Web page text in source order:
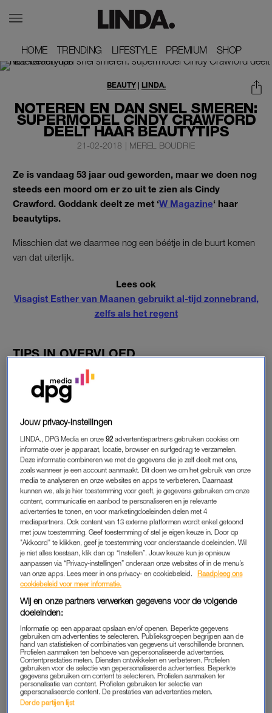
HOME
HOME TRENDING
TRENDING LIFESTYLE
LIFESTYLE PREMIUM
PREMIUM SHOP
SHOP
NOTEREN EN DAN SNEL SMEREN:
SUPERMODEL CINDY CRAWFORD
DEELT HAAR BEAUTYTIPS
BEAUTY| LINDA.
21-02-2018 | MEREL BOUDRIE
Ze is vandaag 53 jaar oud geworden, maar we doen nog
steeds een moord om er zo uit te zien als Cindy
Crawford. Goddank deelt ze met ‘W Magazine‘ haar
beautytips.
Misschien dat we daarmee nog een béétje in de buurt komen
van dat uiterlijk.
Lees ook
Visagist Esther van Maanen gebruikt al-tijd zonnebrand,
zelfs als het regent
TIPS IN OVERVLOED
Gedurende haar (immens succesvolle) modellencarrière heeft
Cindy genoeg tips om haar oren geslingerd gekregen, die ze
maar al te graag met de wereld deelt. Ook de producten waar
Beste advies van een dermatoloog:
“Draag iedere dag zonnebrand.”
Make-up wonder:
“Concealer Hydrate van Amazing Cosmetics is geweldig voor
onder je ogen.”
In je badkamerkastje:
“Crème de la Mer voor mijn lippen, Meaningful Beauty (haar
eigenskincarelijn).”
“Mascara. Ik gebruik Lash Stiletto van Maybelline.”
Verlaat het huis nooit zonder:
“Foundation, mascara en lippenstift.”
Eenbad hairdayvoorkom je met:
“Schoon, gevoed haar. Ik gebruik shampoo en conditioner en
een verzorgende spray, en goed föhnen doet wonderen.”
Jouw privacy-instellingen
LINDA., DPG Media en onze92 advertentiepartners gebruiken cookies om
informatie over je apparaat, locatie, browser en surfgedrag te verzamelen.
Deze informatie combineren we met de gegevens die je zelf deelt met ons,
zoals wanneer je een account aanmaakt. Dit doen we om het gebruik van onze
media te analyseren en onze websites en apps te verbeteren. Daarnaast
kunnen we, als je hier toestemming voor geeft, je gegevens gebruiken om onze
content, communicatie en aanbod te personaliseren en je relevante
advertenties te tonen, en voor marketingdoeleinden delen met 4
mediapartners. Ook content van 13 externe platformen wordt enkel getoond
met jouw toestemming. Geef toestemming of stel je eigen keuze in. Door op
"Akkoord" te klikken, geef je toestemming voor onderstaande doeleinden. Wil
je niet alles toestaan, klik dan op “Instellen”. Jouw keuze kun je opnieuw
aanpassen via “Privacy-instellingen” onderaan onze websites of in de menu’s
van onze apps. Lees meer in ons privacy- en cookiebeleid.
Raadpleeg ons
cookiebeleid voor meer informatie.
Wij en onze partners verwerken gegevens voor de volgende
doeleinden:
Informatie op een apparaat opslaan en/of openen. Beperkte gegevens
gebruiken om advertenties te selecteren. Publieksgroepen begrijpen aan de
hand van statistieken of combinaties van gegevens uit verschillende bronnen.
Profielen aanmaken ten behoeve van gepersonaliseerde advertenties.
Contentprestaties meten. Diensten ontwikkelen en verbeteren. Profielen
gebruiken voor de selectie van gepersonaliseerde advertenties. Beperkte
gegevens gebruiken om content te selecteren. Profielen aanmaken ter
personalisatie van content. Profielen gebruiken ter selectie van
gepersonaliseerde content. De prestaties van advertenties meten.
Derde partijen lijst